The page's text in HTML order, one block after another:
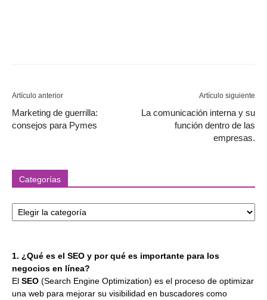
Artículo anterior
Marketing de guerrilla:
consejos para Pymes
Artículo siguiente
La comunicación interna y su
función dentro de las
empresas.
Categorías
1. ¿Qué es el SEO y por qué es importante para los
negocios en línea?
El SEO (Search Engine Optimization) es el proceso de optimizar
una web para mejorar su visibilidad en buscadores como